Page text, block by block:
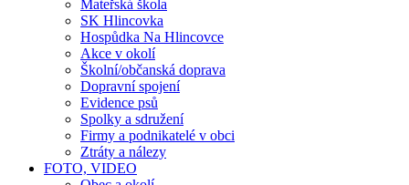
Mateřská škola
SK Hlincovka
Hospůdka Na Hlincovce
Akce v okolí
Školní/občanská doprava
Dopravní spojení
Evidence psů
Spolky a sdružení
Firmy a podnikatelé v obci
Ztráty a nálezy
FOTO, VIDEO